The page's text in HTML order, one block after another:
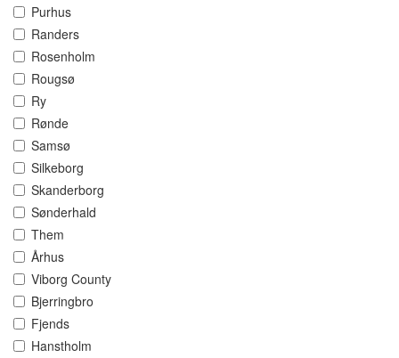
Purhus
Randers
Rosenholm
Rougsø
Ry
Rønde
Samsø
Silkeborg
Skanderborg
Sønderhald
Them
Århus
Viborg County
Bjerringbro
Fjends
Hanstholm